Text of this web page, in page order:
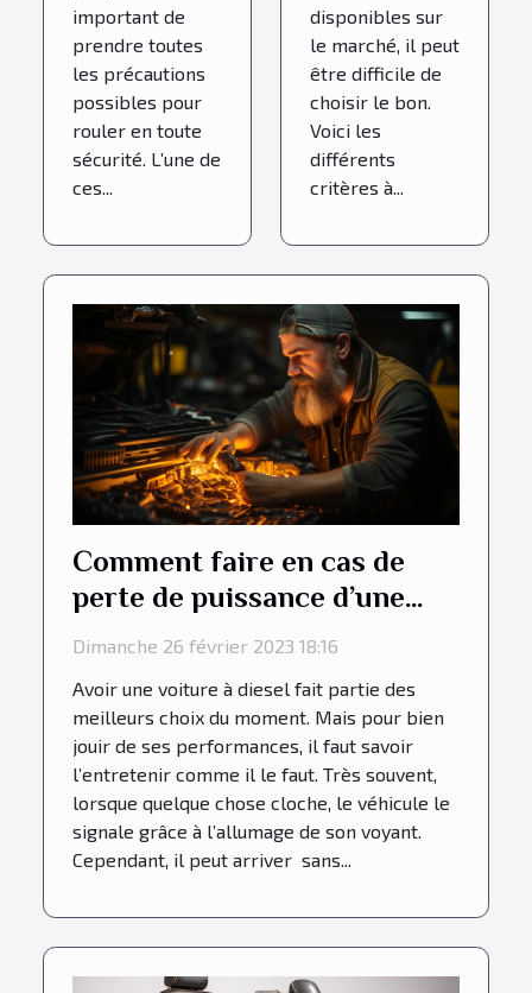
important de
prendre toutes
les précautions
possibles pour
rouler en toute
sécurité. L’une de
ces...
disponibles sur
le marché, il peut
être difficile de
choisir le bon.
Voici les
différents
critères à...
Comment faire en cas de
perte de puissance d’une
voiture diesel sans le voyant
Dimanche 26 février 2023 18:16
Avoir une voiture à diesel fait partie des
meilleurs choix du moment. Mais pour bien
jouir de ses performances, il faut savoir
l’entretenir comme il le faut. Très souvent,
lorsque quelque chose cloche, le véhicule le
signale grâce à l’allumage de son voyant.
Cependant, il peut arriver sans...